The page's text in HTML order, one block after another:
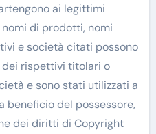
ai legittimi
di prodotti, nomi
e società citati possono
rispettivi titolari o
e sono stati utilizzati a
beneficio del possessore,
dei diritti di Copyright